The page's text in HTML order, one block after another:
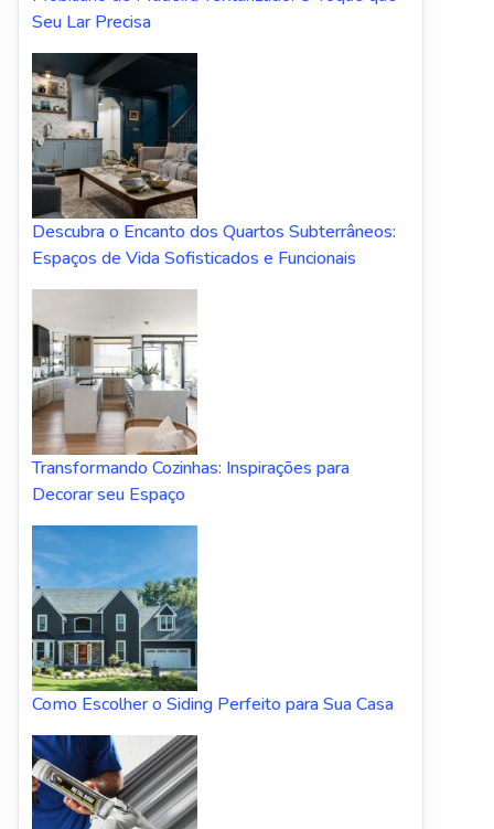
Seu Lar Precisa
Descubra o Encanto dos Quartos Subterrâneos:
Espaços de Vida Sofisticados e Funcionais
Transformando Cozinhas: Inspirações para
Decorar seu Espaço
Como Escolher o Siding Perfeito para Sua Casa